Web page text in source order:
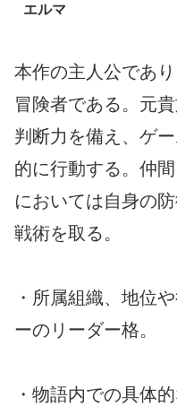
エルマ
本作の主人公であ
冒険者である。元
判断力を備え、ゲ
的に行動する。仲
においては自身の
戦術を取る。
・所属組織、地位
ーのリーダー格。
・物語内での具体